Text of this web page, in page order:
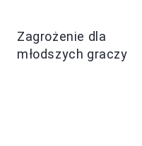
Zagrożenie dla
młodszych graczy